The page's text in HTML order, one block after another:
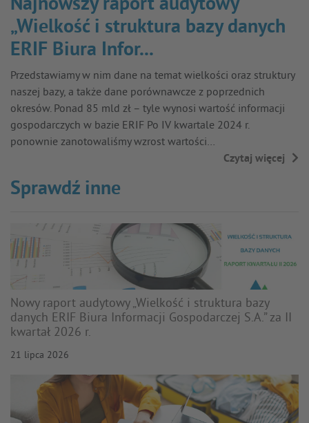
„Wielkość i struktura bazy danych
ERIF Biura Infor...
Przedstawiamy w nim dane na temat wielkości oraz struktury
naszej bazy, a także dane porównawcze z poprzednich
okresów. Ponad 85 mld zł – tyle wynosi wartość informacji
gospodarczych w bazie ERIF Po IV kwartale 2024 r.
ponownie zanotowaliśmy wzrost wartości…
Czytaj więcej
Sprawdź inne
Nowy raport audytowy „Wielkość i struktura bazy
danych ERIF Biura Informacji Gospodarczej S.A.” za II
kwartał 2026 r.
21 lipca 2026